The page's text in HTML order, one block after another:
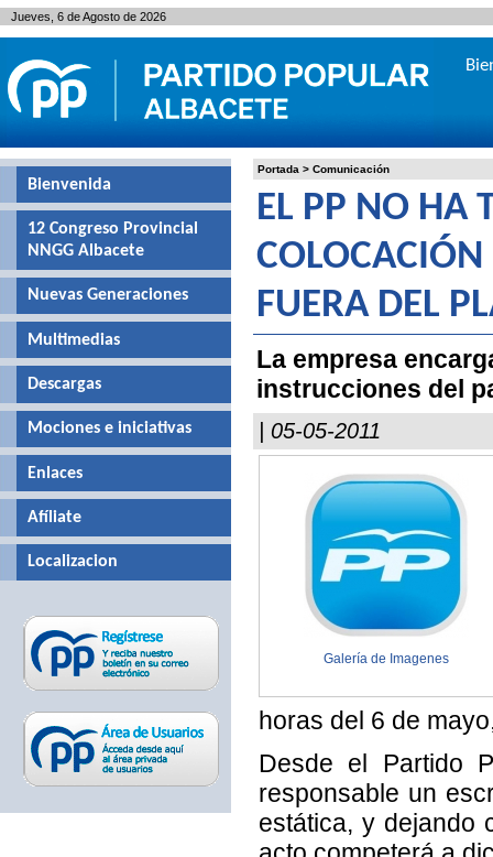
Portada > Comunicación
EL PP NO HA
COLOCACIÓN
FUERA DEL
La empresa
instrucciones del
| 05-05-2011
Galería de Imagenes
horas del 6 de
Desde el Partido
responsable un
estática, y dejando
Bienvenida
12 Congreso Provincial
NNGG Albacete
Nuevas Generaciones
Multimedias
Descargas
Mociones e iniciativas
Enlaces
Afíliate
Localizacion
Jueves, 6 de Agosto de 2026